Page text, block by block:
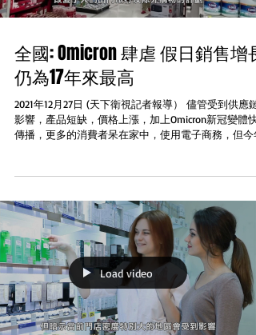
全國: Omicron 肆虐 假日銷售增長
仍為17年來最高
2021年12月27日 (天下衛視記者報導） 儘管受到供應鏈
影響，產品短缺，價格上漲，加上Omicron新冠變體快
傳播，更多的消費者呆在家中，使用電子商務，但今
Load video